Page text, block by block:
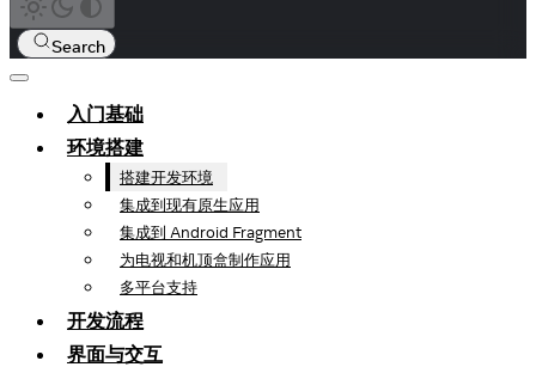
Search
入门基础
环境搭建
搭建开发环境
集成到现有原生应用
集成到 Android Fragment
为电视和机顶盒制作应用
多平台支持
开发流程
界面与交互